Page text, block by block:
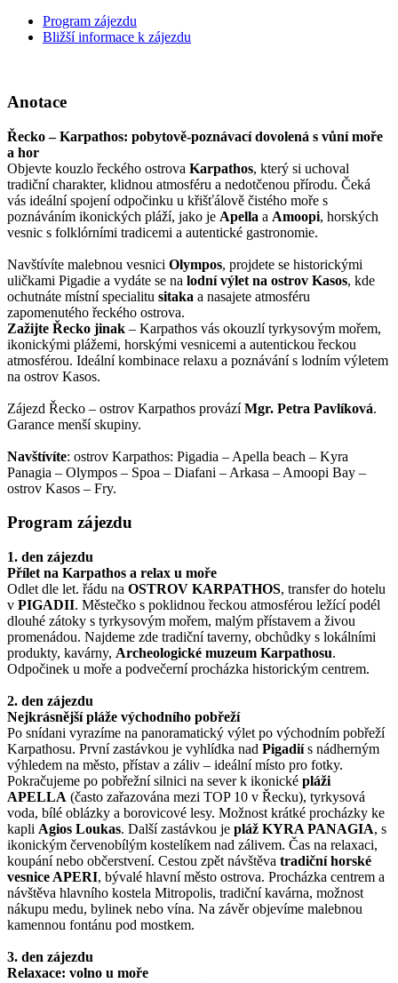
Program zájezdu
Bližší informace k zájezdu
Anotace
Řecko – Karpathos: pobytově-poznávací dovolená s vůní moře
a hor
Objevte kouzlo řeckého ostrova Karpathos, který si uchoval
tradiční charakter, klidnou atmosféru a nedotčenou přírodu. Čeká
vás ideální spojení odpočinku u křišťálově čistého moře s
poznáváním ikonických pláží, jako je Apella a Amoopi, horských
vesnic s folklórními tradicemi a autentické gastronomie.
Navštívíte malebnou vesnici Olympos, projdete se historickými
uličkami Pigadie a vydáte se na lodní výlet na ostrov Kasos, kde
ochutnáte místní specialitu sitaka a nasajete atmosféru
zapomenutého řeckého ostrova.
Zažijte Řecko jinak – Karpathos vás okouzlí tyrkysovým mořem,
ikonickými plážemi, horskými vesnicemi a autentickou řeckou
atmosférou. Ideální kombinace relaxu a poznávání s lodním výletem
na ostrov Kasos.
Zájezd Řecko – ostrov Karpathos provázíMgr. Petra Pavlíková.
Garance menší skupiny.
Navštívíte: ostrov Karpathos: Pigadia – Apella beach – Kyra
Panagia – Olympos – Spoa – Diafani – Arkasa – Amoopi Bay –
ostrov Kasos – Fry.
Program zájezdu
1. den zájezdu
Přílet na Karpathos a relax u moře
Odlet dle let. řádu na OSTROV KARPATHOS, transfer do hotelu
v PIGADII. Městečko s poklidnou řeckou atmosférou ležící podél
dlouhé zátoky s tyrkysovým mořem, malým přístavem a živou
promenádou. Najdeme zde tradiční taverny, obchůdky s lokálními
produkty, kavárny, Archeologické muzeum Karpathosu.
Odpočinek u moře a podvečerní procházka historickým centrem.
2. den zájezdu
Nejkrásnější pláže východního pobřeží
Po snídani vyrazíme na panoramatický výlet po východním pobřeží
Karpathosu. První zastávkou je vyhlídka nad Pigadiís nádherným
výhledem na město, přístav a záliv – ideální místo pro fotky.
Pokračujeme po pobřežní silnici na sever k ikonické pláži
APELLA (často zařazována mezi TOP 10 v Řecku), tyrkysová
voda, bílé oblázky a borovicové lesy. Možnost krátké procházky ke
kapli Agios Loukas. Další zastávkou je pláž KYRA PANAGIA, s
ikonickým červenobílým kostelíkem nad zálivem. Čas na relaxaci,
koupání nebo občerstvení. Cestou zpět návštěva tradiční horské
vesnice APERI, bývalé hlavní město ostrova. Procházka centrem a
návštěva hlavního kostela Mitropolis, tradiční kavárna, možnost
nákupu medu, bylinek nebo vína. Na závěr objevíme malebnou
kamennou fontánu pod mostkem.
3. den zájezdu
Relaxace: volno u moře